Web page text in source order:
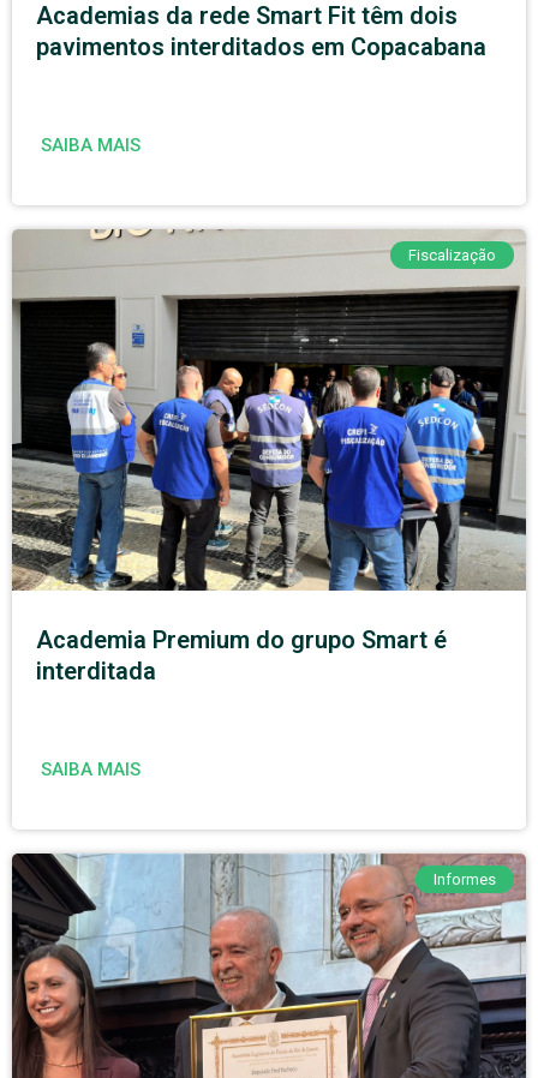
Academias da rede Smart Fit têm dois
pavimentos interditados em Copacabana
SAIBA MAIS
Fiscalização
Academia Premium do grupo Smart é
interditada
SAIBA MAIS
Informes